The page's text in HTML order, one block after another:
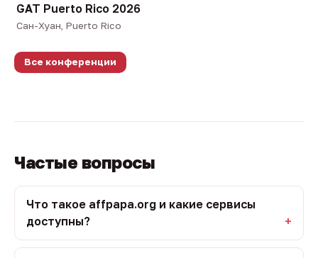
GAT Puerto Rico 2026
Сан-Хуан, Puerto Rico
Все конференции
Частые вопросы
Что такое affpapa.org и какие сервисы
доступны?